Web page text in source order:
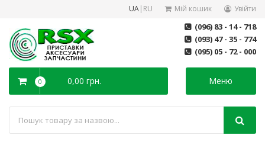
UA| RU Мій кошик Увійти
(096) 83 - 14 - 718
(093) 47 - 35 - 774
(095) 05 - 72 - 000
Меню
0 0,00 грн.